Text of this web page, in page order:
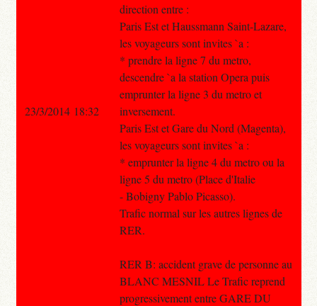
direction entre :
Paris Est et Haussmann Saint-Lazare,
les voyageurs sont invites `a :
* prendre la ligne 7 du metro,
descendre `a la station Opera puis
emprunter la ligne 3 du metro et
inversement.
Paris Est et Gare du Nord (Magenta),
les voyageurs sont invites `a :
* emprunter la ligne 4 du metro ou la
ligne 5 du metro (Place d'Italie
- Bobigny Pablo Picasso).
Trafic normal sur les autres lignes de
RER.
RER B: accident grave de personne au
BLANC MESNIL Le Trafic reprend
progressivement entre GARE DU
23/3/2014 18:32